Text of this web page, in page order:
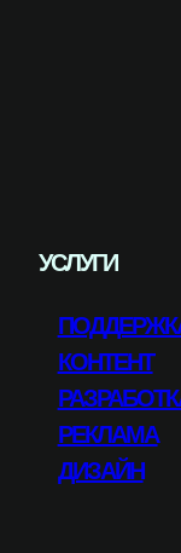
УСЛУГИ
КОНТЕНТ
РЕКЛАМА
ДИЗАЙН